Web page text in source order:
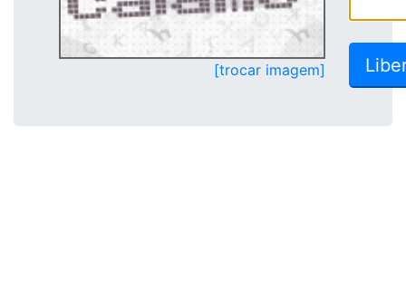
[trocar imagem]